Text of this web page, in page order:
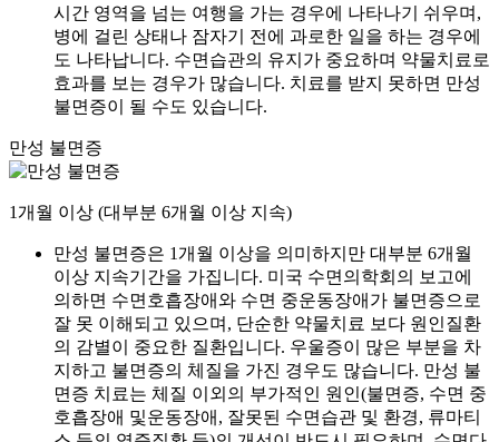
시간 영역을 넘는 여행을 가는 경우에 나타나기 쉬우며,
병에 걸린 상태나 잠자기 전에 과로한 일을 하는 경우에
도 나타납니다. 수면습관의 유지가 중요하며 약물치료로
효과를 보는 경우가 많습니다. 치료를 받지 못하면 만성
불면증이 될 수도 있습니다.
만성 불면증
1개월 이상 (대부분 6개월 이상 지속)
만성 불면증은 1개월 이상을 의미하지만 대부분 6개월
이상 지속기간을 가집니다. 미국 수면의학회의 보고에
의하면 수면호흡장애와 수면 중운동장애가 불면증으로
잘 못 이해되고 있으며, 단순한 약물치료 보다 원인질환
의 감별이 중요한 질환입니다. 우울증이 많은 부분을 차
지하고 불면증의 체질을 가진 경우도 많습니다. 만성 불
면증 치료는 체질 이외의 부가적인 원인(불면증, 수면 중
호흡장애 및운동장애, 잘못된 수면습관 및 환경, 류마티